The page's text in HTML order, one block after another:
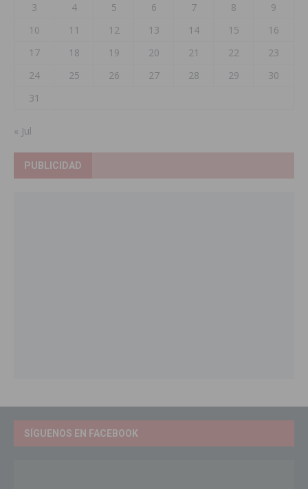
3
4 5 6 7 8
9
10
11 12 13 14 15
16
17
18 19 20 21 22
23
24
25 26 27 28 29
30
31
« Jul
PUBLICIDAD
SÍGUENOS EN FACEBOOK